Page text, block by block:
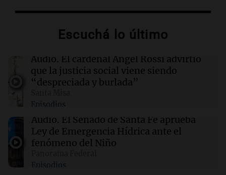
Pakistán refuerza la defensa con Arabia Saudí
09:23 Mundo
El papa León XIV exige el cese de ataques a
civiles en Ucrania y Rusia desde el Vaticano
09:21 Espectáculos
Carlos Rottemberg presenta "Pasen y Lean",
su obra sobre 50 años en el teatro argentino
Un local en Dock Sud que hace reír a los chicos
Escuchá lo último
Audio. El cardenal Ángel Rossi advirtió
que la justicia social viene siendo
“despreciada y burlada”
Episodios
Audio. El Senado de Santa Fe aprueba
Ley de Emergencia Hídrica ante el
fenómeno del Niño
Episodios